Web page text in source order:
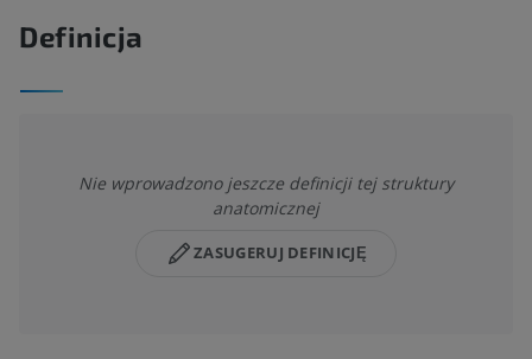
Definicja
Nie wprowadzono jeszcze definicji tej struktury
anatomicznej
ZASUGERUJ DEFINICJĘ